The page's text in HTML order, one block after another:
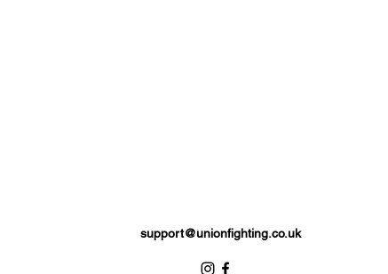
support@unionfighting.co.uk